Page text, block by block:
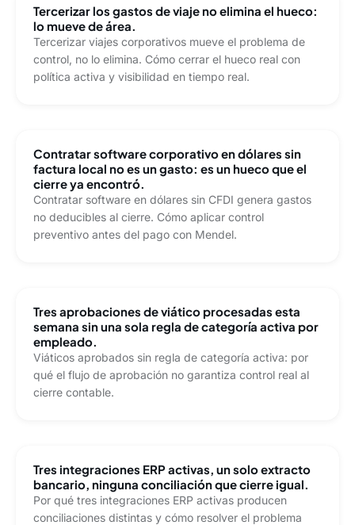
Tercerizar los gastos de viaje no elimina el hueco:
lo mueve de área.
Tercerizar viajes corporativos mueve el problema de
control, no lo elimina. Cómo cerrar el hueco real con
política activa y visibilidad en tiempo real.
Contratar software corporativo en dólares sin
factura local no es un gasto: es un hueco que el
cierre ya encontró.
Contratar software en dólares sin CFDI genera gastos
no deducibles al cierre. Cómo aplicar control
preventivo antes del pago con Mendel.
Tres aprobaciones de viático procesadas esta
semana sin una sola regla de categoría activa por
empleado.
Viáticos aprobados sin regla de categoría activa: por
qué el flujo de aprobación no garantiza control real al
cierre contable.
Tres integraciones ERP activas, un solo extracto
bancario, ninguna conciliación que cierre igual.
Por qué tres integraciones ERP activas producen
conciliaciones distintas y cómo resolver el problema